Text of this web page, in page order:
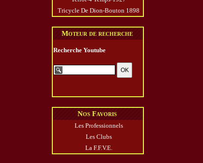
Tricycle De Dion-Bouton 1898
Moteur de recherche
Recherche Youtube
Nos Favoris
Les Professionnels
Les Clubs
La F.F.V.E.